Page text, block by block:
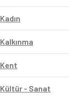
Kadın
Kalkınma
Kent
Kültür - Sanat